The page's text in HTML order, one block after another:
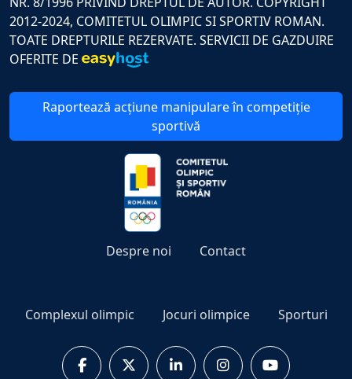
2012-2024, COMITETUL OLIMPIC SI SPORTIV ROMAN.
TOATE DREPTURILE REZERVATE. SERVICII DE GAZDUIRE
OFERITE DE
Raportează acțiune manipulare în competiție
sportivă
Despre noi Contact
Complexul olimpic Jocuri olimpice Sporturi